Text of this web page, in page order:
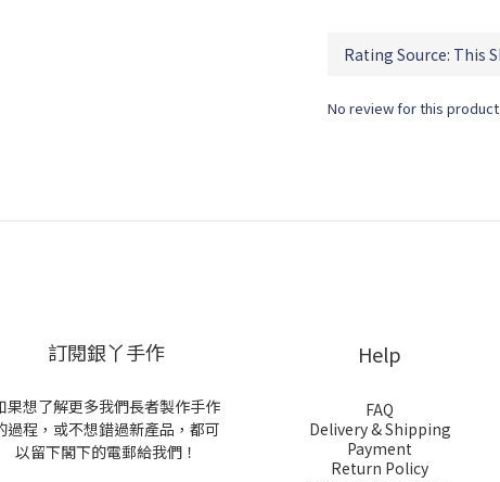
No review for this product
訂閱銀丫手作
果想了解更多我們長者製作手作
過程，或不想錯過新產品，都可
以留下閣下的電郵給我們！
Help
FAQ
Delivery & Shipping
Payment
Return Policy